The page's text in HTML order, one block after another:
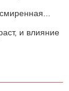
и влияние